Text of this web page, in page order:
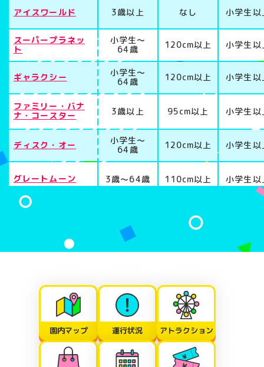
アイスワールド 3歳以上 なし 小学生以
スーパープラネッ
ト
小学生〜
64歳
120cm以上 小学生以
ギャラクシー
小学生〜
64歳
120cm以上 小学生以
ファミリー・バナ
ナ・コースター
3歳以上 95cm以上 小学生以
ディスク・オー
小学生〜
64歳
120cm以上 小学生以
グレートムーン 3歳〜64歳 110cm以上 小学生以
120cm以上
サイクルモノレー
ル
小学生
ノースポール 2歳以上 なし
オーシャン・スイ
4歳以上 なし
園内マップ 運行状況 アトラクション